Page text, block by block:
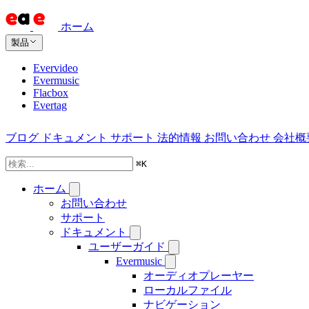
ホーム
製品
Evervideo
Evermusic
Flacbox
Evertag
ブログ ドキュメント サポート 法的情報 お問い合わせ 会社概
⌘K
ホーム
お問い合わせ
サポート
ドキュメント
ユーザーガイド
Evermusic
オーディオプレーヤー
ローカルファイル
ナビゲーション